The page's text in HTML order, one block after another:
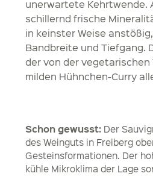
unerwartete Kehrtwende.
schillernd frische
in keinster Weise
Bandbreite und Tiefgang.
der von der vegetarischen
milden Hühnchen-Curry
Schon gewusst: Der
des Weinguts in Freiberg
Gesteinsformationen. Der
kühle Mikroklima der Lage